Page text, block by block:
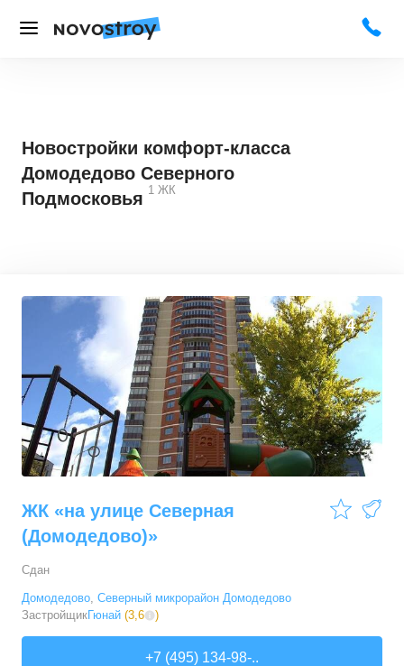
Новостройки комфорт-класса
Домодедово Северного
Подмосковья 1 ЖК
4
ЖК «на улице Северная
(Домодедово)»
Сдан
Домодедово, Северный микрорайон Домодедово
ЗастройщикГюнай (3,6 )
+7 (495) 134-98-..